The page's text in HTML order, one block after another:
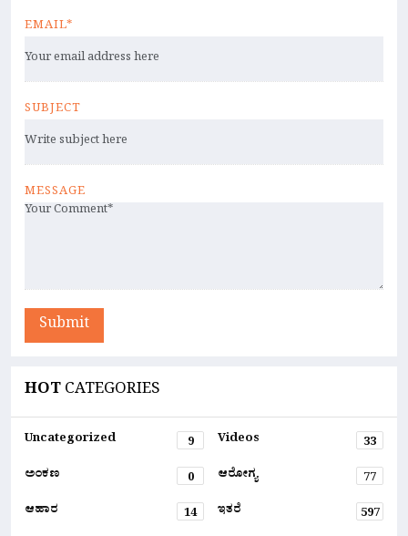
EMAIL*
SUBJECT
MESSAGE
Submit
HOTCATEGORIES
Uncategorized 9 Videos
33
ಅಂಕಣ
0 ಆರೋಗ್ಯ
77
ಆಹಾರ
14 ಇತರೆ
597